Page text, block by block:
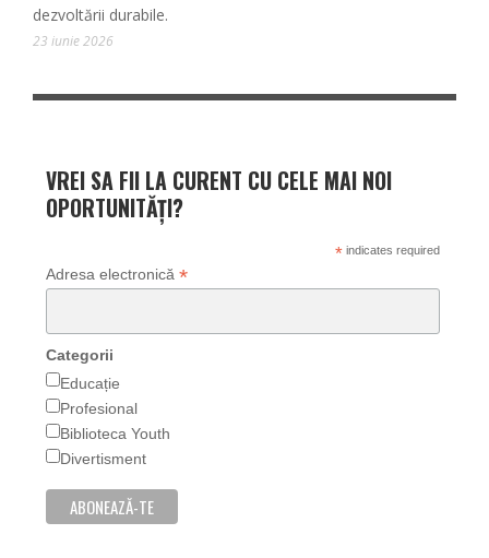
dezvoltării durabile.
23 iunie 2026
VREI SA FII LA CURENT CU CELE MAI NOI
OPORTUNITĂȚI?
*indicates required
Adresa electronică *
Categorii
Educație
Profesional
Biblioteca Youth
Divertisment